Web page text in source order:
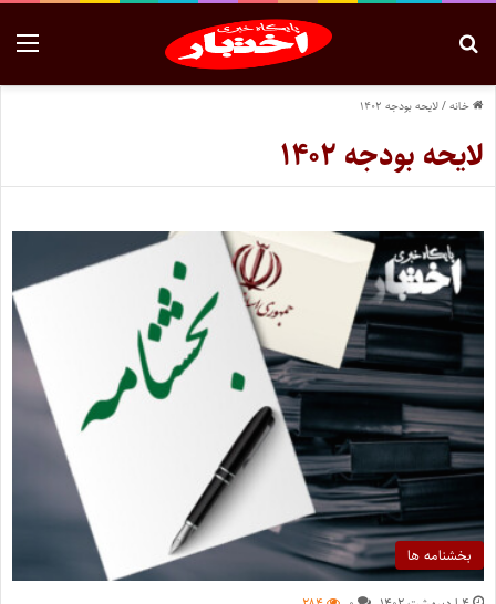
خانه/لایحه بودجه ۱۴۰۲
لایحه بودجه ۱۴۰۲
بخشنامه ها